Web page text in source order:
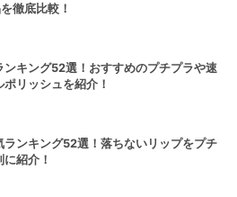
徹底比較！
ンキング52選！おすすめのプチプラや速
リッシュを紹介！
ランキング52選！落ちないリップをプチ
紹介！